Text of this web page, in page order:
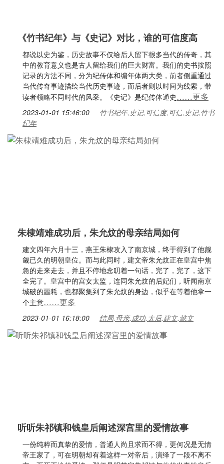
《竹书纪年》与《史记》对比，谁的可信度高
都说以史为鉴，历史故事不仅给后人留下很多当代的传奇，其
中的教育意义也是古人留给我们的巨大财富。我们的史书按照
记录的方法不同，分为纪传体和编年体两大类，前者侧重通过
当代传奇事迹描绘当代历史事迹，而后者则以时间为线索，带
读者领略不同时代的风采。《史记》是纪传体通史……更多
2023-01-01 15:46:00
竹书纪年,史记,可信度,可信,史记,竹书
纪年
朱棣靖难成功后，朱允炆的母亲结局如何
建文四年六月十三，燕王朱棣攻入了南京城，终于得到了他觊
觎已久的明朝皇位。而与此同时，建文帝朱允炆正在皇宫中焦
急的走来走去，并且不停地念叨着一句话，完了，完了，这下
全完了。皇宫中的宫女太监，连同朱允炆的后妃们，听闻南京
城破的噩耗，也都聚集到了朱允炆的身边，似乎在等着他拿一
个主意……更多
2023-01-01 16:18:00 结局,母亲,成功,太后,建文,懿文
听听朱祁镇和钱皇后阐述深宫里的爱情故事
一份纯粹而真挚的爱情，普通人尚且求而不得，更何况是无情
帝王家了，可在明朝却有着这样一对帝后，演绎了一段不离不